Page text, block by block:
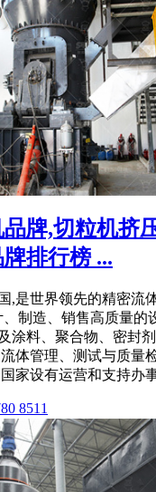
牌,切粒机挤
排行榜 ...
,是世界领先的精密流
、制造、销售高质量的
涂料、聚合物、密封
体管理、测试与质量
家设有运营和支持办事
8511